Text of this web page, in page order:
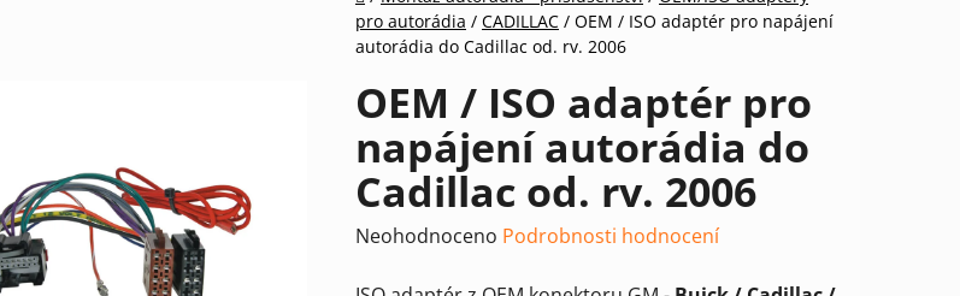
pro autorádia / CADILLAC / OEM / ISO adaptér pro napájení
autorádia do Cadillac od. rv. 2006
OEM / ISO adaptér pro
napájení autorádia do
Cadillac od. rv. 2006
Průměrné
Neohodnoceno Podrobnosti hodnocení